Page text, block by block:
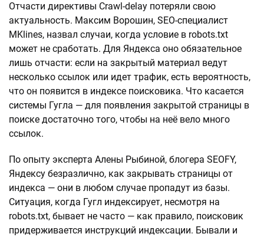
Отчасти директивы Crawl-delay потеряли свою
актуальность. Максим Ворошин, SEO-специалист
MKlines, назвал случаи, когда условие в robots.txt
может не сработать. Для Яндекса оно обязательное
лишь отчасти: если на закрытый материал ведут
несколько ссылок или идет трафик, есть вероятность,
что он появится в индексе поисковика. Что касается
системы Гугла — для появления закрытой страницы в
поиске достаточно того, чтобы на неё вело много
ссылок.
По опыту эксперта Алены Рыбиной, блогера SEOFY,
Яндексу безразлично, как закрывать страницы от
индекса — они в любом случае пропадут из базы.
Ситуация, когда Гугл индексирует, несмотря на
robots.txt, бывает не часто — как правило, поисковик
придерживается инструкций индексации. Бывали и